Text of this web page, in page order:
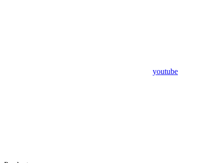
youtube